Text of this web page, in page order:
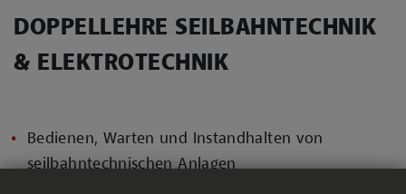
DOPPELLEHRE SEILBAHNTECHNIK
& ELEKTROTECHNIK
Bedienen, Warten und Instandhalten von
seilbahntechnischen Anlagen